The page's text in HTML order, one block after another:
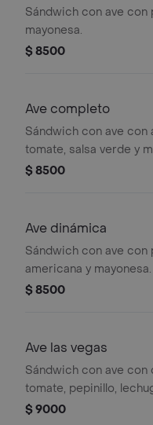
Sándwich con ave con
mayonesa.
$ 8500
Ave completo
Sándwich con ave con
tomate, salsa verde y
$ 8500
Ave dinámica
Sándwich con ave con
americana y mayonesa.
$ 8500
Ave las vegas
Sándwich con ave con
tomate, pepinillo,
$ 9000